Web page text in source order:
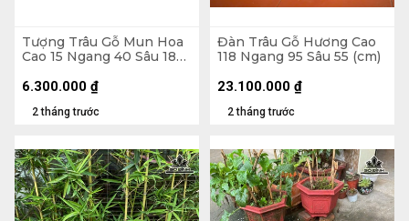
Tượng Trâu Gỗ Mun Hoa
Cao 15 Ngang 40 Sâu 18
2 tháng trước
6.300.000 ₫
Đàn Trâu Gỗ Hương Cao
118 Ngang 95 Sâu 55 (cm)
2 tháng trước
23.100.000 ₫